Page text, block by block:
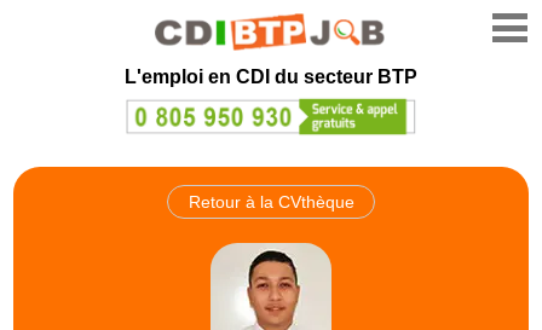
L'emploi en CDI du secteur BTP
Retour à la CVthèque